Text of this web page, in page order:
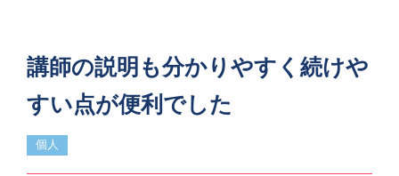
講師の説明も分かりやすく続けや
すい点が便利でした
個人